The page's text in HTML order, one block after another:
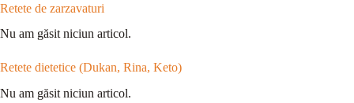
Retete de zarzavaturi
Nu am găsit niciun articol.
Retete dietetice (Dukan, Rina, Keto)
Nu am găsit niciun articol.